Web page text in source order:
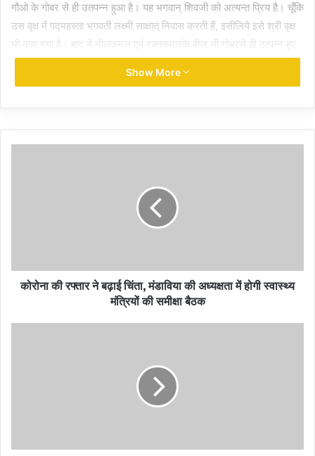
गौओ के गोबर से ही उतपन्न हुआ है। यह भगवान् शिवजी को अत्यन्त प्रिय है। चूँकि
उस वृक्ष में पद्महस्ता भगवती लक्ष्मी साक्षात् निवास करती हैं, इसीलिये इसे श्री वृक्ष
भी कहा गया है। बाद में नीलकमल एवं रक्तकमलके बीज भी गोबरसे ही उत्पन्न हुए
थे। गौओ के मस्तक से उत्पन्न परम पवित्र गोरोचना है समस्त अभीष्टो की सिद्धि
करनेवाली तथा परम मङ्गलदायिनी है। इस प्रकार बहुत से दिव्य प्रसंगों का पूज्य
Organizing Gau Katha
Show More
कोरोना की रफ्तार ने बढ़ाई चिंता, मंडाविया की अध्यक्षता में होगी स्वास्थ्य
मंत्रियों की समीक्षा बैठक